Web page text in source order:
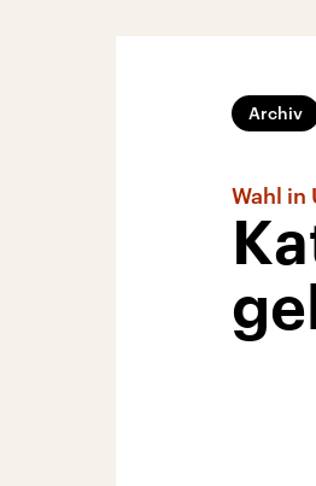
Archiv
Wahl in